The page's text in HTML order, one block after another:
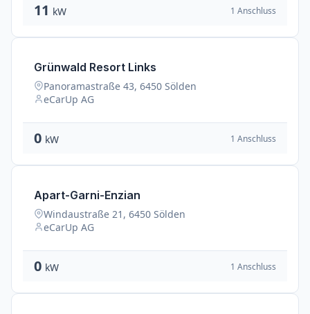
11 kW 1 Anschluss
Grünwald Resort Links
Panoramastraße 43, 6450 Sölden
eCarUp AG
0 kW 1 Anschluss
Apart-Garni-Enzian
Windaustraße 21, 6450 Sölden
eCarUp AG
0 kW 1 Anschluss